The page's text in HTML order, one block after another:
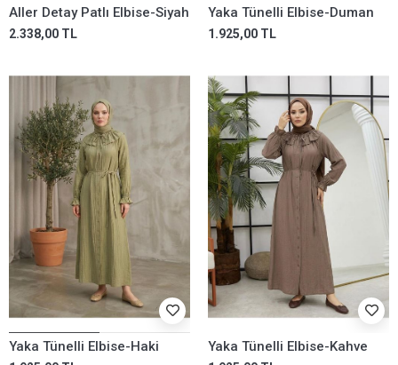
Aller Detay Patlı Elbise-Siyah
2.338,00 TL
Yaka Tünelli Elbise-Duman
1.925,00 TL
Yaka Tünelli Elbise-Haki Yaka Tünelli Elbise-Kahve